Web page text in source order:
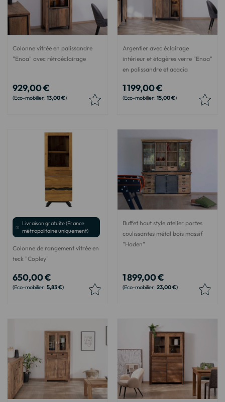
Colonne vitrée en palissandre
"Enoa" avec rétroéclairage
929,00 €
13,00 €
Argentier avec éclairage
intérieur et étagères verre "Enoa"
en palissandre et acacia
1 199,00 €
15,00 €
Livraison gratuite (France
métropolitaine uniquement)
Colonne de rangement vitrée en
teck "Copley"
650,00 €
5,83 €
Buffet haut style atelier portes
coulissantes métal bois massif
"Haden"
1 899,00 €
23,00 €